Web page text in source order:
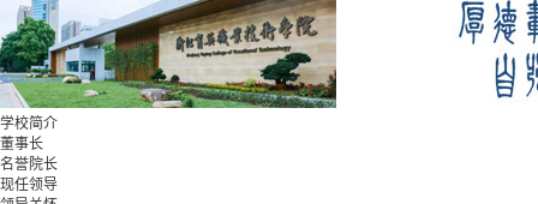
学校简介
董事长
名誉院长
现任领导